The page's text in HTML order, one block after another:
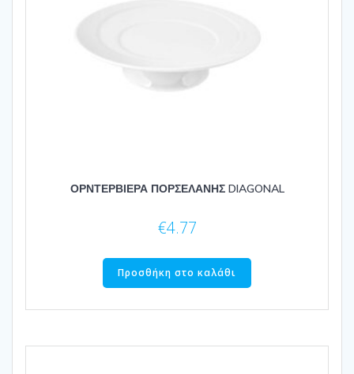
ΟΡΝΤΕΡΒΙΕΡΑ ΠΟΡΣΕΛΑΝΗΣ DIAGONAL
€4.77
Προσθήκη στο καλάθι